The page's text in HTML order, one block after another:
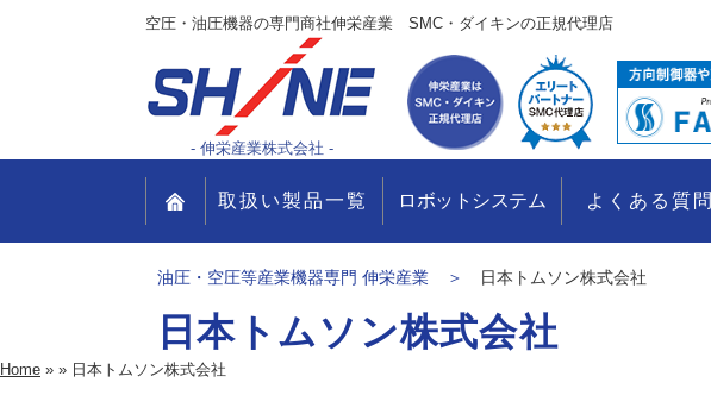
空圧・油圧機器の専門商社伸栄産業 SMC・ダイキンの正規代理店
- 伸栄産業株式会社 -
取扱い製品一覧 ロボットシステム よくある質問
油圧・空圧等産業機器専門 伸栄産業 日本トムソン株式会社
日本トムソン株式会社
Home » » 日本トムソン株式会社